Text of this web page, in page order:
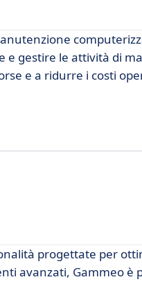
e gestire le attività di
e a ridurre i costi
progettate per
avanzati, Gammeo è